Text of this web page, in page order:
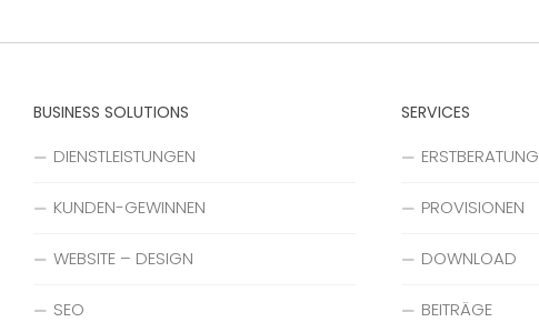
BUSINESS SOLUTIONS
DIENSTLEISTUNGEN
KUNDEN-GEWINNEN
WEBSITE – DESIGN
SEO
SERVICES
ERSTBERATUNG
PROVISIONEN
DOWNLOAD
BEITRÄGE